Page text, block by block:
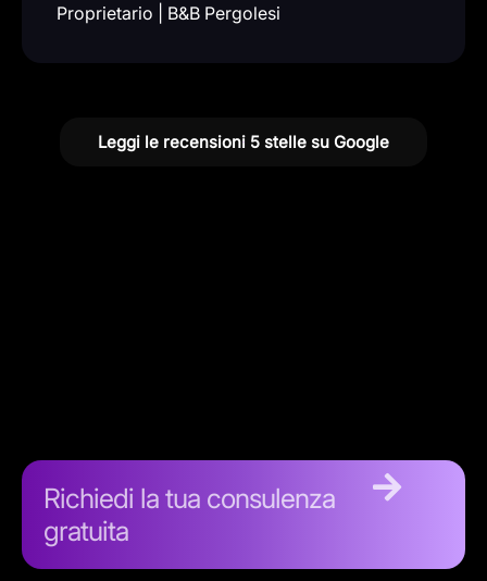
Proprietario | B&B Pergolesi
Leggi le recensioni 5 stelle su Google
Richiedi la tua consulenza
gratuita